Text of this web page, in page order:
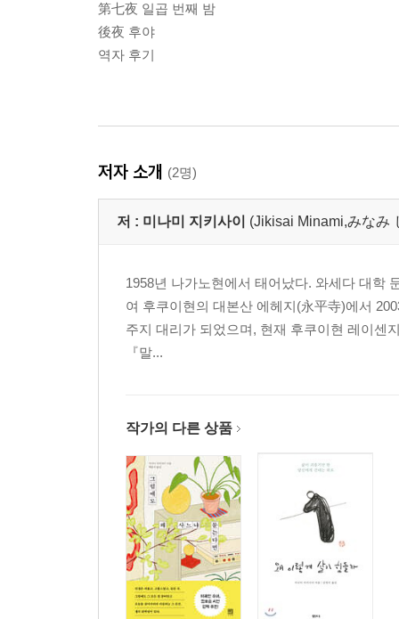
第七夜 일곱 번째 밤
後夜 후야
역자 후기
저자 소개 (2명)
저 : 미나미 지키사이 (Jikisai Minami,みなみ
1958년 나가노현에서 태어났다. 와세다 대학
여 후쿠이현의 대본산 에헤지(永平寺)에서
주지 대리가 되었으며, 현재 후쿠이현 레이센
『말...
작가의 다른 상품